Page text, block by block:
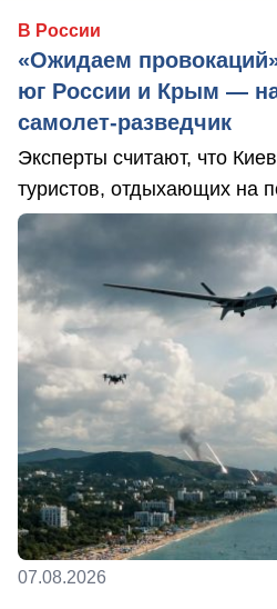
В России
«Ожидаем
юг России и Крым —
самолет-разведчик
Эксперты считают, что
туристов, отдыхающих на
07.08.2026